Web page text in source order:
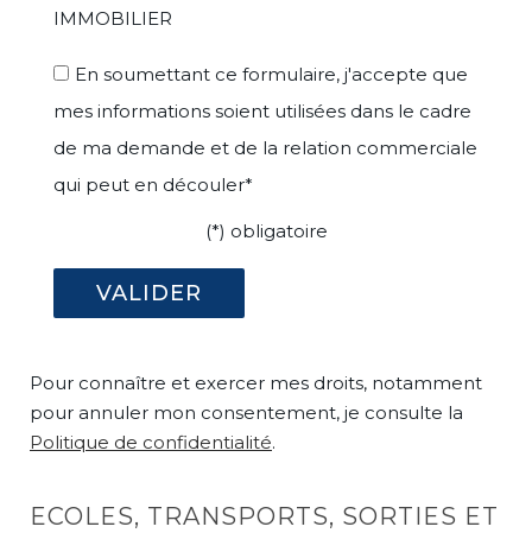
IMMOBILIER
En soumettant ce formulaire, j'accepte que
mes informations soient utilisées dans le cadre
de ma demande et de la relation commerciale
qui peut en découler*
(*) obligatoire
Pour connaître et exercer mes droits, notamment
pour annuler mon consentement, je consulte la
Politique de confidentialité.
ECOLES, TRANSPORTS, SORTIES ET